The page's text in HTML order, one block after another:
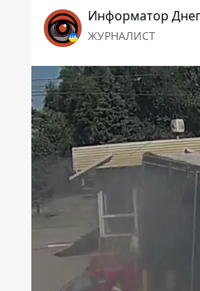
Информатор
ЖУРНАЛИСТ